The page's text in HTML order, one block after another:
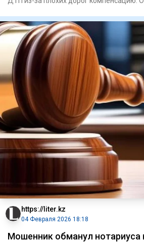
https://liter.kz
04 Февраля 2026 18:18
Мошенник обманул нотариуса